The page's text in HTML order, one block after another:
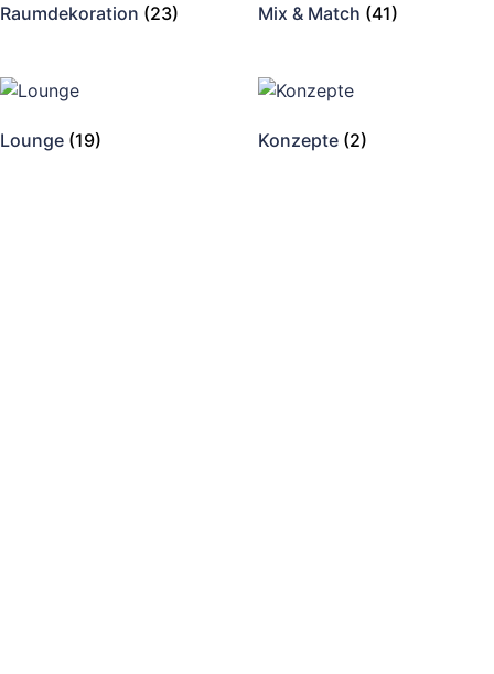
Raumdekoration (23) Mix & Match (41)
Lounge (19) Konzepte (2)